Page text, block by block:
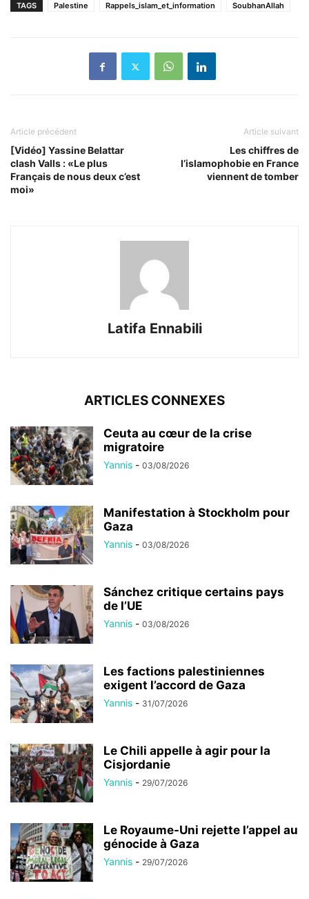
TAGS Palestine Rappels_islam_et_information SoubhanAllah
Article précédent
[Vidéo] Yassine Belattar
clash Valls : «Le plus
Français de nous deux c’est
moi»
Article suivant
Les chiffres de
l’islamophobie en France
viennent de tomber
Latifa Ennabili
ARTICLES CONNEXES
Ceuta au cœur de la crise
migratoire
Yannis - 03/08/2026
Manifestation à Stockholm pour
Gaza
Yannis - 03/08/2026
Sánchez critique certains pays
de l’UE
Yannis - 03/08/2026
Les factions palestiniennes
exigent l’accord de Gaza
Yannis - 31/07/2026
Le Chili appelle à agir pour la
Cisjordanie
Yannis - 29/07/2026
Le Royaume-Uni rejette l’appel au
génocide à Gaza
Yannis - 29/07/2026